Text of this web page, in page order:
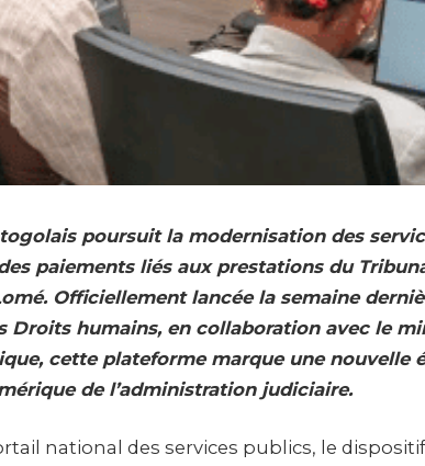
poursuit la modernisation des
paiements liés aux prestations du
Officiellement lancée la semaine
Droits humains, en collaboration avec le
cette plateforme marque une nouvelle
de l’administration judiciaire.
national des services publics, le